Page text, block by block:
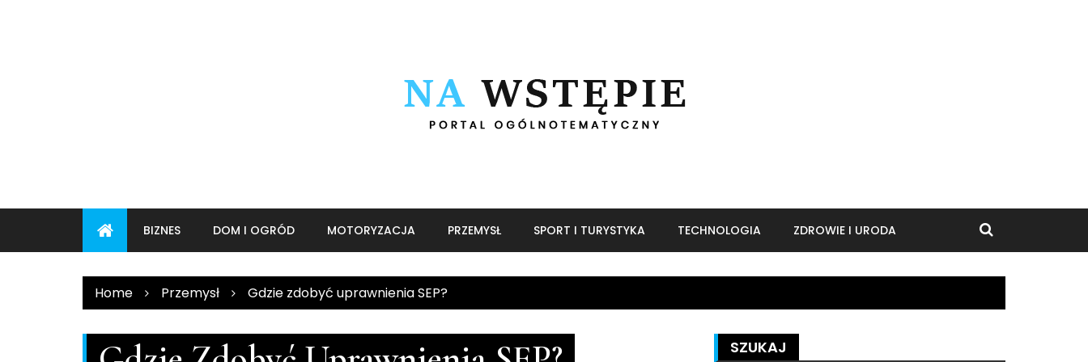
BIZNES DOM I OGRÓD MOTORYZACJA PRZEMYSŁ SPORT I TURYSTYKA TECHNOLOGIA ZDROWIE I URODA
Home Przemysł Gdzie zdobyć uprawnienia SEP?
SZUKAJ